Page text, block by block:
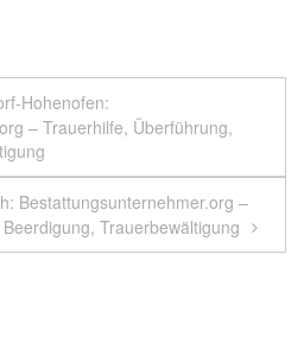
Hohenofen:
– Trauerhilfe, Überführung,
Bestattungsunternehmer.org –
Trauerbewältigung